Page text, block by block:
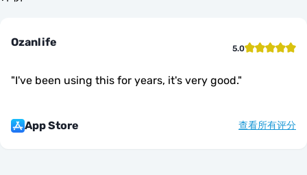
Ozanlife 5.0
"I've been using this for years, it's very good."
App Store 查看所有评分